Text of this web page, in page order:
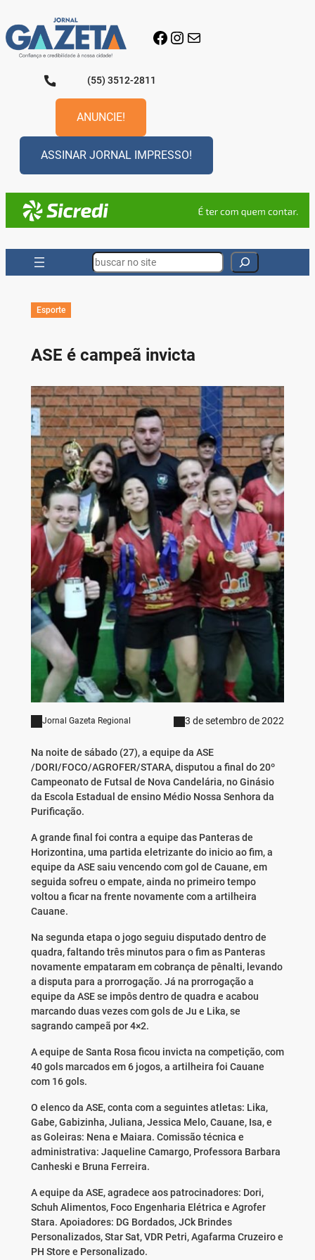
para
o
conteúdo
Facebook
Instagram
E-mail
(55) 3512-2811
ANUNCIE!
ASSINAR JORNAL IMPRESSO!
Search
Esporte
ASE é campeã invicta
Jornal Gazeta Regional 3 de setembro de 2022
Na noite de sábado (27), a equipe da ASE
/DORI/FOCO/AGROFER/STARA, disputou a final do 20º
Campeonato de Futsal de Nova Candelária, no Ginásio
da Escola Estadual de ensino Médio Nossa Senhora da
Purificação.
A grande final foi contra a equipe das Panteras de
Horizontina, uma partida eletrizante do inicio ao fim, a
equipe da ASE saiu vencendo com gol de Cauane, em
seguida sofreu o empate, ainda no primeiro tempo
voltou a ficar na frente novamente com a artilheira
Cauane.
Na segunda etapa o jogo seguiu disputado dentro de
quadra, faltando três minutos para o fim as Panteras
novamente empataram em cobrança de pênalti, levando
a disputa para a prorrogação. Já na prorrogação a
equipe da ASE se impôs dentro de quadra e acabou
marcando duas vezes com gols de Ju e Lika, se
sagrando campeã por 4×2.
A equipe de Santa Rosa ficou invicta na competição, com
40 gols marcados em 6 jogos, a artilheira foi Cauane
com 16 gols.
O elenco da ASE, conta com a seguintes atletas: Lika,
Gabe, Gabizinha, Juliana, Jessica Melo, Cauane, Isa, e
as Goleiras: Nena e Maiara. Comissão técnica e
administrativa: Jaqueline Camargo, Professora Barbara
Canheski e Bruna Ferreira.
A equipe da ASE, agradece aos patrocinadores: Dori,
Schuh Alimentos, Foco Engenharia Elétrica e Agrofer
Stara. Apoiadores: DG Bordados, JCk Brindes
Personalizados, Star Sat, VDR Petri, Agafarma Cruzeiro e
PH Store e Personalizado.